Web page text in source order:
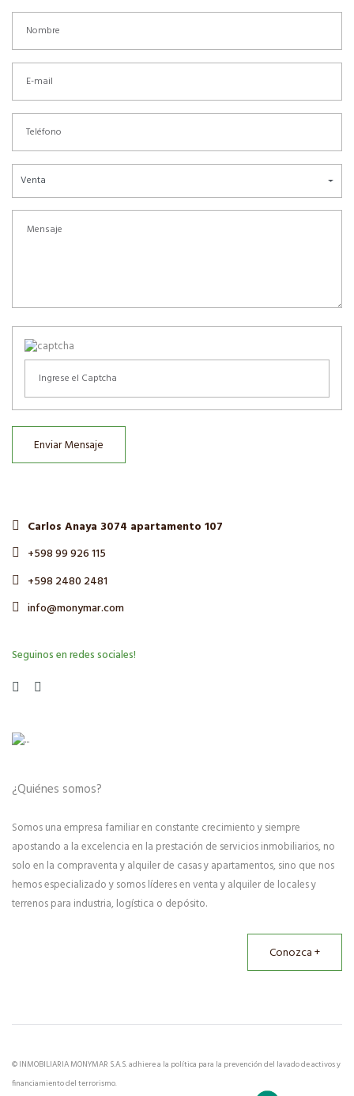
Venta
Enviar Mensaje
Carlos Anaya 3074 apartamento 107
+598 99 926 115
+598 2480 2481
info@monymar.com
Seguinos en redes sociales!
¿Quiénes somos?
Somos una empresa familiar en constante crecimiento y siempre
apostando a la excelencia en la prestación de servicios inmobiliarios, no
solo en la compraventa y alquiler de casas y apartamentos, sino que nos
hemos especializado y somos líderes en venta y alquiler de locales y
terrenos para industria, logística o depósito.
Conozca +
© INMOBILIARIA MONYMAR S.A.S. adhiere a la política para la prevención del lavado de activos y
financiamiento del terrorismo.